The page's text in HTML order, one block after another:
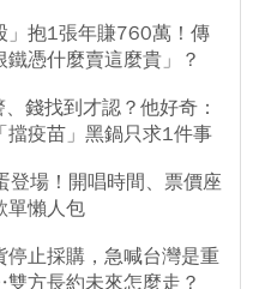
」抱1張年賺760萬！傳
憑什麼賣這麼貴」？
錢找到才認？他好奇：
疫苗」黑鍋只求1件事
場！開唱時間、票價座
單懶人包
止採購，急喊台灣是重
方長約未來怎麼走？